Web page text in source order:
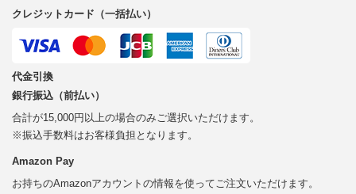
クレジットカード（一括払い）
代金引換
銀行振込（前払い）
合計が15,000円以上の場合のみご選択いただけます。
※振込手数料はお客様負担となります。
Amazon Pay
お持ちのAmazonアカウントの情報を使ってご注文いただけます。